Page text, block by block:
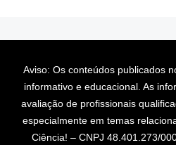
Aviso: Os conteúdos publicados
informativo e educacional. As
avaliação de profissionais
especialmente em temas
Ciência! – CNPJ 48.401.273/